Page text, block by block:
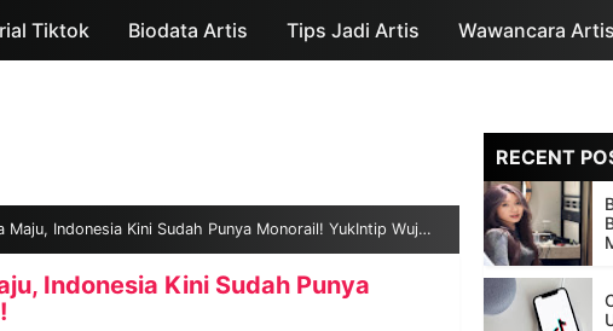
Skip to main content
Tiktok Biodata Artis Tips Jadi Artis Wawancara Artis
Indonesia Kini Sudah Punya Monorail! YukIntip Wujudnya!
Indonesia Kini Sudah Punya
RECENT